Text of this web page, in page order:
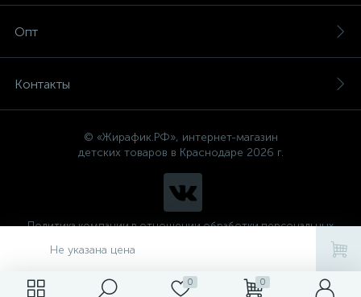
0 0
Не указана цена
Опт
Контакты
© «Жирафик.РФ», интернет-магазин
детских товаров в Краснодаре 2026 г.
Политика компании в отношении обработки персональных